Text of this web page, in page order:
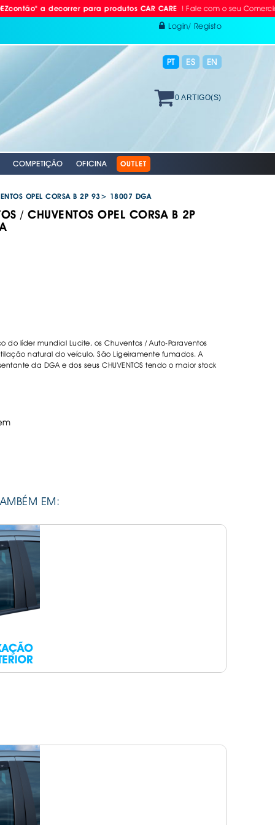
a decorrer para produtos CAR CARE! Fale com o seu Comercial ou
Login/ Registo
PT ES EN
0 ARTIGO(S)
COMPETIÇÃO OFICINA
TPMS
PNEUS
OUTLET
EBC
DISCOS EBC
EBC
OPEL CORSA B 2P 93> 18007 DGA
/ CHUVENTOS OPEL CORSA B 2P
do líder mundial Lucite, os Chuventos / Auto-Paraventos
natural do veículo. São Ligeiramente fumados. A
da DGA e dos seus CHUVENTOS tendo o maior stock
EM: